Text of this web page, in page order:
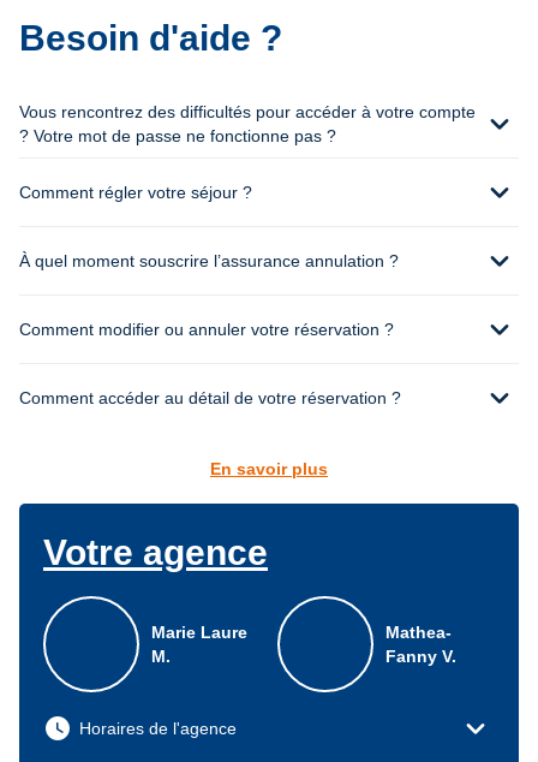
Besoin d'aide ?
Vous rencontrez des difficultés pour accéder à votre compte
? Votre mot de passe ne fonctionne pas ?
expand_more
Comment régler votre séjour ? expand_more
À quel moment souscrire l’assurance annulation ? expand_more
Comment modifier ou annuler votre réservation ? expand_more
Comment accéder au détail de votre réservation ? expand_more
En savoir plus
Votre agence
Marie Laure
M.
Mathea-
Fanny V.
watch_later Horaires de l'agence expand_more